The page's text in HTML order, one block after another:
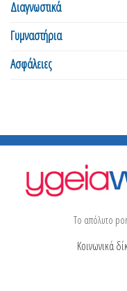
Διαγνωστικά
Γυμναστήρια
Ασφάλειες
Το απόλυτο
Κοινωνικά